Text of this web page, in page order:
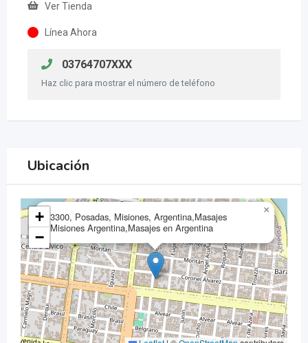
Ver Tienda
Línea Ahora
03764707XXX
Haz clic para mostrar el número de teléfono
Ubicación
3300, Posadas, Misiones, Argentina,Masajes
Misiones Argentina,Masajes en Argentina
×
+
−